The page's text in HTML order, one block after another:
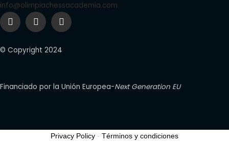
info@olimpiachessacademia.com
© Copyright 2024
Financiado por la Unión Europea-Next Generation EU
Privacy Policy - Términos y condiciones